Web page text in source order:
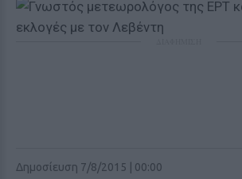
Δημοσίευση 7/8/2015 | 00:00